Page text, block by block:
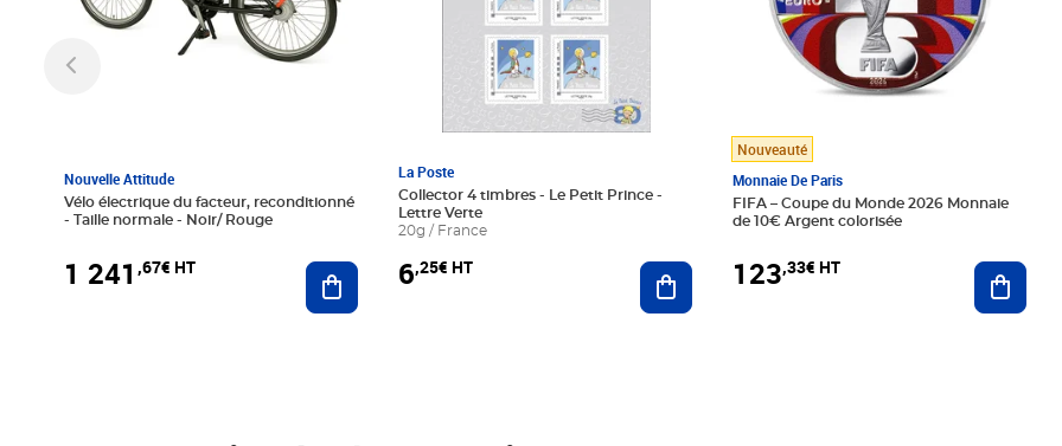
Nouvelle Attitude
Vélo électrique du facteur, reconditionné
- Taille normale - Noir/ Rouge
1 241 ,67€ HT Ajouter au panier
La Poste
Collector 4 timbres - Le Petit Prince -
Lettre Verte
20g / France
6,25€ HT Ajouter au panier
Nouveauté
Monnaie De Paris
FIFA – Coupe du Monde 2026 Monnaie
de 10€ Argent colorisée
123,33€ HT